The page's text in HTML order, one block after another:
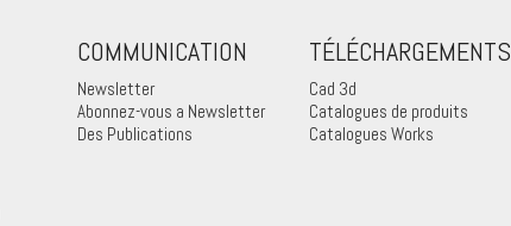
COMMUNICATION
Newsletter
Abonnez-vous a Newsletter
Des Publications
TÉLÉCHARGEMENTS
Cad 3d
Catalogues de produits
Catalogues Works